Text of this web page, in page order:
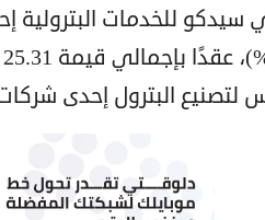
للخدمات البترولية
البترول إحدى شركات